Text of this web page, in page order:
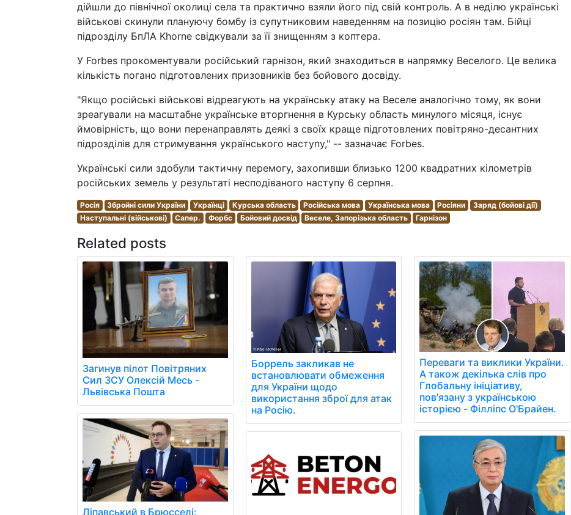
дійшли до північної околиці села та практично взяли його під свій контроль. А в неділю українські
військові скинули плануючу бомбу із супутниковим наведенням на позицію росіян там. Бійці
підрозділу БпЛА Khorne свідкували за її знищенням з коптера.
У Forbes прокоментували російський гарнізон, який знаходиться в напрямку Веселого. Це велика
кількість погано підготовлених призовників без бойового досвіду.
"Якщо російські військові відреагують на українську атаку на Веселе аналогічно тому, як вони
зреагували на масштабне українське вторгнення в Курську область минулого місяця, існує
ймовірність, що вони перенаправлять деякі з своїх краще підготовлених повітряно-десантних
підрозділів для стримування українського наступу," -- зазначає Forbes.
Українські сили здобули тактичну перемогу, захопивши близько 1200 квадратних кілометрів
російських земель у результаті несподіваного наступу 6 серпня.
Росія Збройні сили України Українці Курська область Російська мова Українська мова Росіяни
Заряд (бойові дії)
Наступальні (військові)
Сапер. Форбс Бойовий досвід Веселе, Запорізька область Гарнізон
Related posts
Загинув пілот Повітряних
Сил ЗСУ Олексій Месь -
Львівська Пошта
Ліпавський в Брюсселі:
Боррель закликав не
встановлювати обмеження
для України щодо
використання зброї для атак
на Росію.
Переваги та виклики України.
А також декілька слів про
Глобальну ініціативу,
пов'язану з українською
історією - Філліпс О'Брайен.